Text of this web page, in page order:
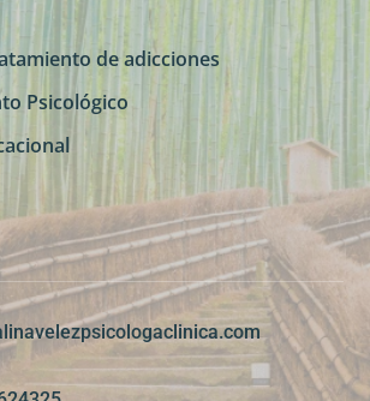
de adicciones
Psicológico